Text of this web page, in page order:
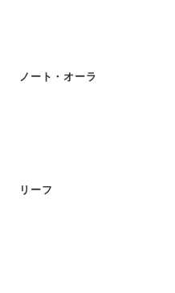
ノート・オーラ
リーフ